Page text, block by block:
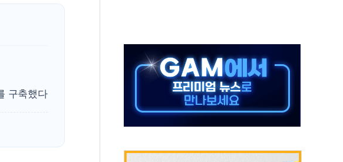
11일째…온열질환·가축 피해 최소화 '총력 대응'
구축했다